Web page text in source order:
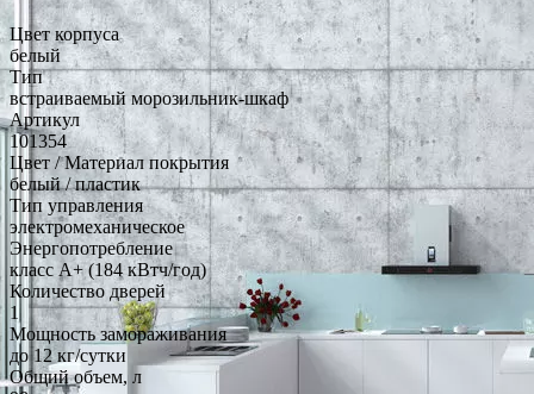
Цвет корпуса
белый
Тип
встраиваемый морозильник-шкаф
Артикул
101354
Цвет / Материал покрытия
белый / пластик
Тип управления
электромеханическое
Энергопотребление
класс A+ (184 кВтч/год)
Количество дверей
1
Мощность замораживания
до 12 кг/cутки
Общий объем, л